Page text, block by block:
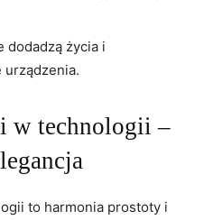
⁢dodadzą życia i
urządzenia.
w technologii –
to harmonia prostoty i